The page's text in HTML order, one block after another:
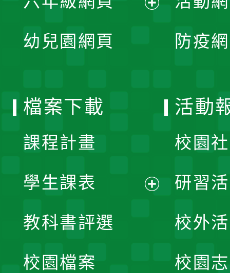
開
幼兒園網頁 防疫
檔案下載
課程計畫
學生課表
教科書評選
校園檔案
活動
校園
研習
校外
校園